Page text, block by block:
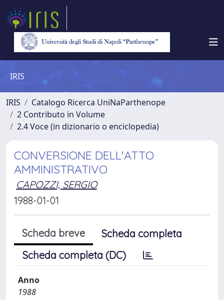
IRIS
IRIS
Catalogo Ricerca UniNaParthenope
2 Contributo in Volume
2.4 Voce (in dizionario o enciclopedia)
CONVERSIONE DELL'ATTO
AMMINISTRATIVO
CAPOZZI, SERGIO
1988-01-01
Scheda breve
Scheda completa
Scheda completa (DC)
Anno
1988